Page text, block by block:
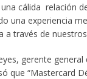
cálida relación
una experiencia
a través de
gerente general
que “Mastercard